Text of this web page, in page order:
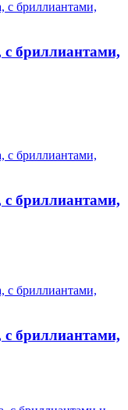
бриллиантами,
бриллиантами,
бриллиантами,